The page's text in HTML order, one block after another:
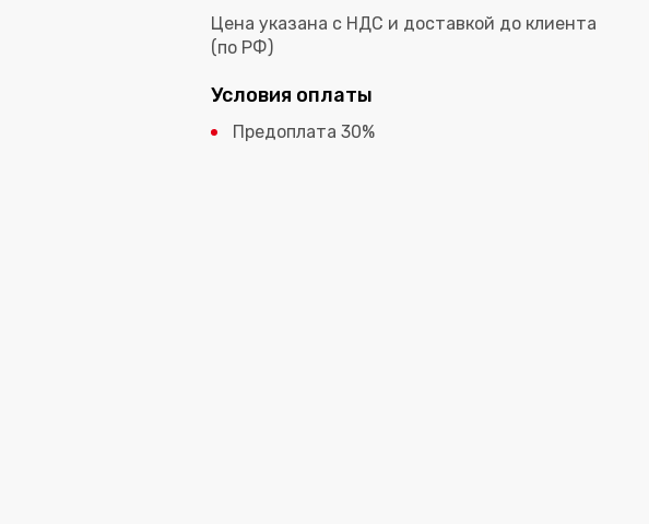
Цена указана с НДС и доставкой до клиента
(по РФ)
Условия оплаты
Предоплата 30%